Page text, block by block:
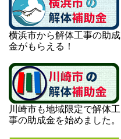
横浜市から解体工事の助成
金がもらえる！
川崎市も地域限定で解体工
事の助成金を始めました。